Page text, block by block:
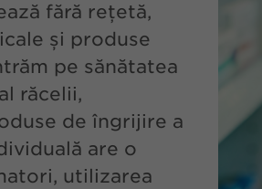
fără rețetă,
și produse
pe sănătatea
răcelii,
de îngrijire a
are o
utilizarea